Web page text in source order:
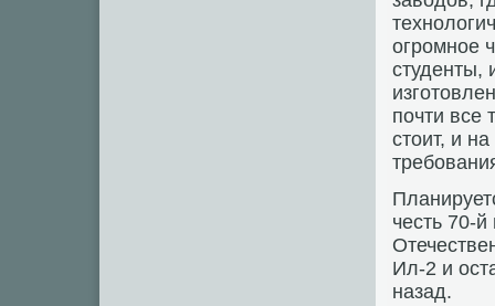
огромное
студенты,
почти все
стоит, и
честь 70-
Ил-2 и
назад.